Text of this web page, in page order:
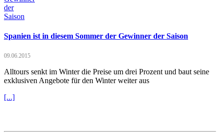
Spanien ist in diesem Sommer der Gewinner der Saison
09.06.2015
Alltours senkt im Winter die Preise um drei Prozent und baut seine
exklusiven Angebote für den Winter weiter aus
[...]